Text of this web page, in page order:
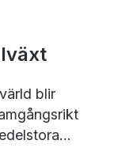
blir